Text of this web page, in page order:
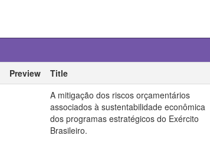
Preview Title
A mitigação dos riscos orçamentários
associados à sustentabilidade econômica
dos programas estratégicos do Exército
Brasileiro.